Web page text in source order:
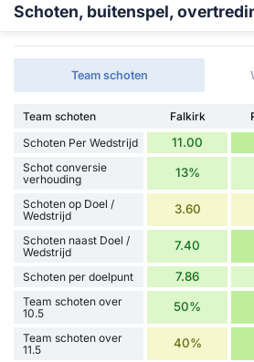
Schoten, buitenspel,
Team schoten
Team schoten Falkirk
Schoten Per Wedstrijd
11.00
Schot conversie
verhouding
13%
Schoten op Doel /
Wedstrijd
3.60
Schoten naast Doel /
Wedstrijd
7.40
Schoten per doelpunt 7.86
Team schoten over
10.5
50%
Team schoten over
11.5
40%